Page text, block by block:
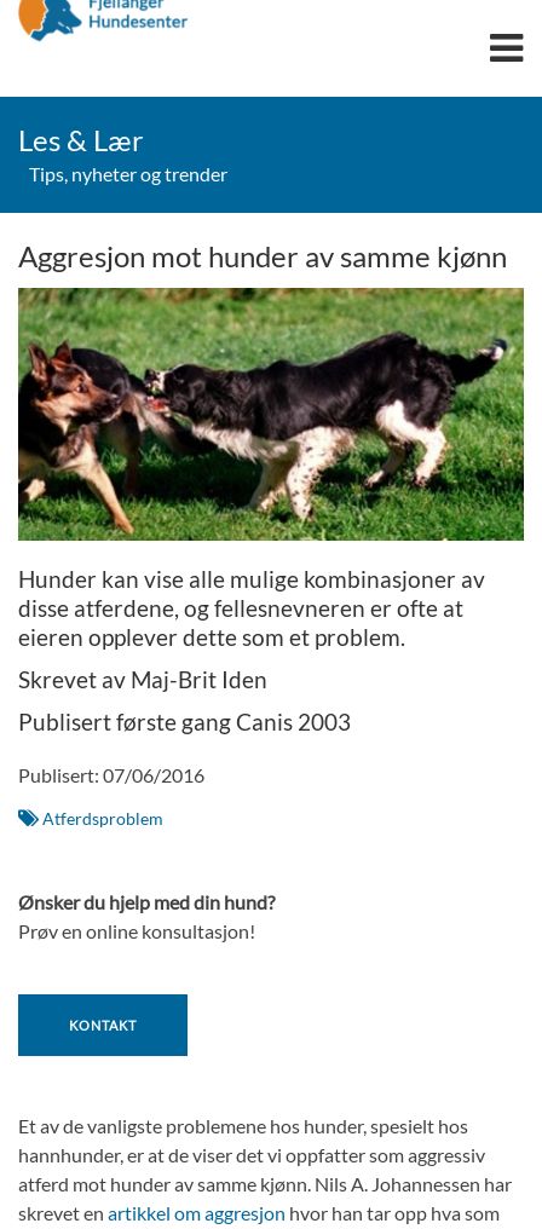
SPRENGSTOFFHUNDER
UTDANNING
FAGUTDANNING
LÆRLINGER
DYREFAGARBEIDER
SØKSHUNDSERTIFIKAT
ONLINE SØKSHUNDUTDANNING
BOOKING
TANNPUSS
FYSIOTERAPI OG REHABLITERING
VALPESOSIALISERING
VALPEKURS ONLINE
BOOKING
Les & Lær
Tips, nyheter og trender
Aggresjon mot hunder av samme kjønn
Hunder kan vise alle mulige kombinasjoner av
disse atferdene, og fellesnevneren er ofte at
eieren opplever dette som et problem.
Skrevet av Maj-Brit Iden
Publisert første gang Canis 2003
Publisert: 07/06/2016
Atferdsproblem
Ønsker du hjelp med din hund?
Prøv en online konsultasjon!
KONTAKT
Et av de vanligste problemene hos hunder, spesielt hos
hannhunder, er at de viser det vi oppfatter som aggressiv
atferd mot hunder av samme kjønn. Nils A. Johannessen har
skrevet en artikkel om aggresjon hvor han tar opp hva som